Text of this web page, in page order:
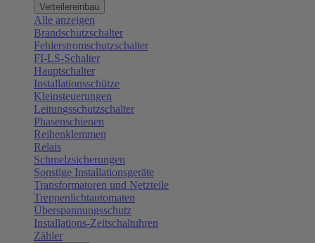
Verteilereinbau
Alle anzeigen
Brandschutzschalter
Fehlerstromschutzschalter
FI-LS-Schalter
Hauptschalter
Installationsschütze
Kleinsteuerungen
Leitungsschutzschalter
Phasenschienen
Reihenklemmen
Relais
Schmelzsicherungen
Sonstige Installationsgeräte
Transformatoren und Netzteile
Treppenlichtautomaten
Überspannungsschutz
Installations-Zeitschaltuhren
Zähler